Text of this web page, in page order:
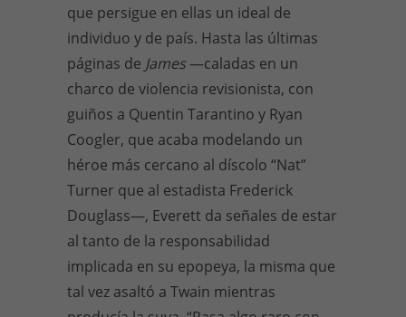
que persigue en ellas un ideal de
individuo y de país. Hasta las últimas
páginas de James—caladas en un
charco de violencia revisionista, con
guiños a Quentin Tarantino y Ryan
Coogler, que acaba modelando un
héroe más cercano al díscolo “Nat”
Turner que al estadista Frederick
Douglass—, Everett da señales de estar
al tanto de la responsabilidad
implicada en su epopeya, la misma que
tal vez asaltó a Twain mientras